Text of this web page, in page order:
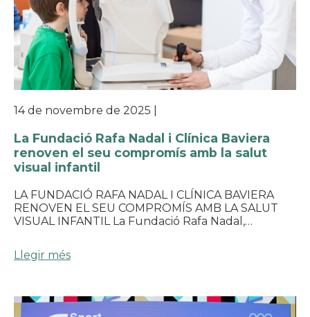
14 de novembre de 2025
La Fundació Rafa Nadal i Clínica Baviera
renoven el seu compromís amb la salut
visual infantil
LA FUNDACIÓ RAFA NADAL I CLÍNICA BAVIERA
RENOVEN EL SEU COMPROMÍS AMB LA SALUT
VISUAL INFANTIL La Fundació Rafa Nadal,…
Llegir més